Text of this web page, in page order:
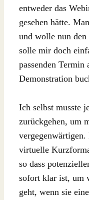
entweder das
gesehen hätte.
und wolle nun den
solle mir doch
passenden Termin
Demonstration
Ich selbst musste
zurückgehen, um
vergegenwärtigen.
virtuelle
so dass
sofort klar ist, um
geht, wenn sie